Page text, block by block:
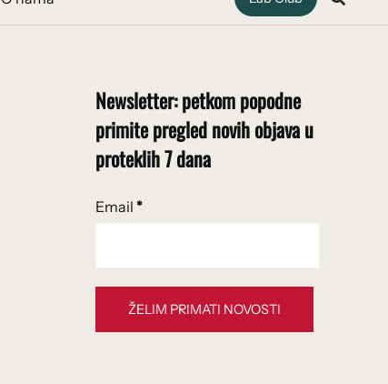
Newsletter: petkom popodne
primite pregled novih objava u
proteklih 7 dana
Email *